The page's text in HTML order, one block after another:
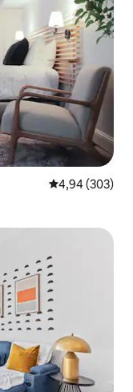
Gemiddelde
4,94 (303)